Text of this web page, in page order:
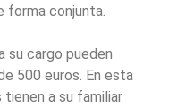
forma conjunta.
su cargo pueden
500 euros. En esta
tienen a su familiar